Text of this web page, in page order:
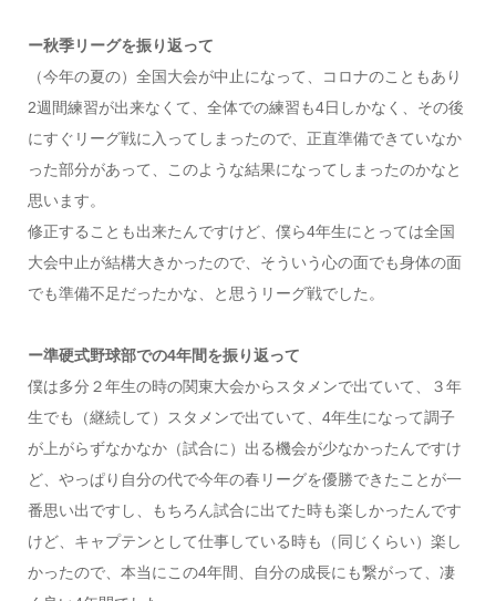
ー秋季リーグを振り返って
（今年の夏の）全国大会が中止になって、コロナのこともあり
2週間練習が出来なくて、全体での練習も4日しかなく、その後
にすぐリーグ戦に入ってしまったので、正直準備できていなか
った部分があって、このような結果になってしまったのかなと
思います。
修正することも出来たんですけど、僕ら4年生にとっては全国
大会中止が結構大きかったので、そういう心の面でも身体の面
でも準備不足だったかな、と思うリーグ戦でした。
ー準硬式野球部での4年間を振り返って
僕は多分２年生の時の関東大会からスタメンで出ていて、３年
生でも（継続して）スタメンで出ていて、4年生になって調子
が上がらずなかなか（試合に）出る機会が少なかったんですけ
ど、やっぱり自分の代で今年の春リーグを優勝できたことが一
番思い出ですし、もちろん試合に出てた時も楽しかったんです
けど、キャプテンとして仕事している時も（同じくらい）楽し
かったので、本当にこの4年間、自分の成長にも繋がって、凄